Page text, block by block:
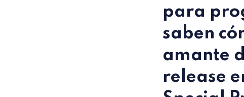
para
saben
amante
release